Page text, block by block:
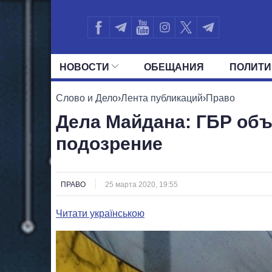
НОВОСТИ ОБЕЩАНИЯ
ВСЕ ПОЛИТИКИ ПРЕЗИДЕНТ И
Слово и Дело›Лента публикаций›Право
Дела Майдана: ГБР
подозрение
ПРАВО 25 марта 2020, 19:55
Читати українською